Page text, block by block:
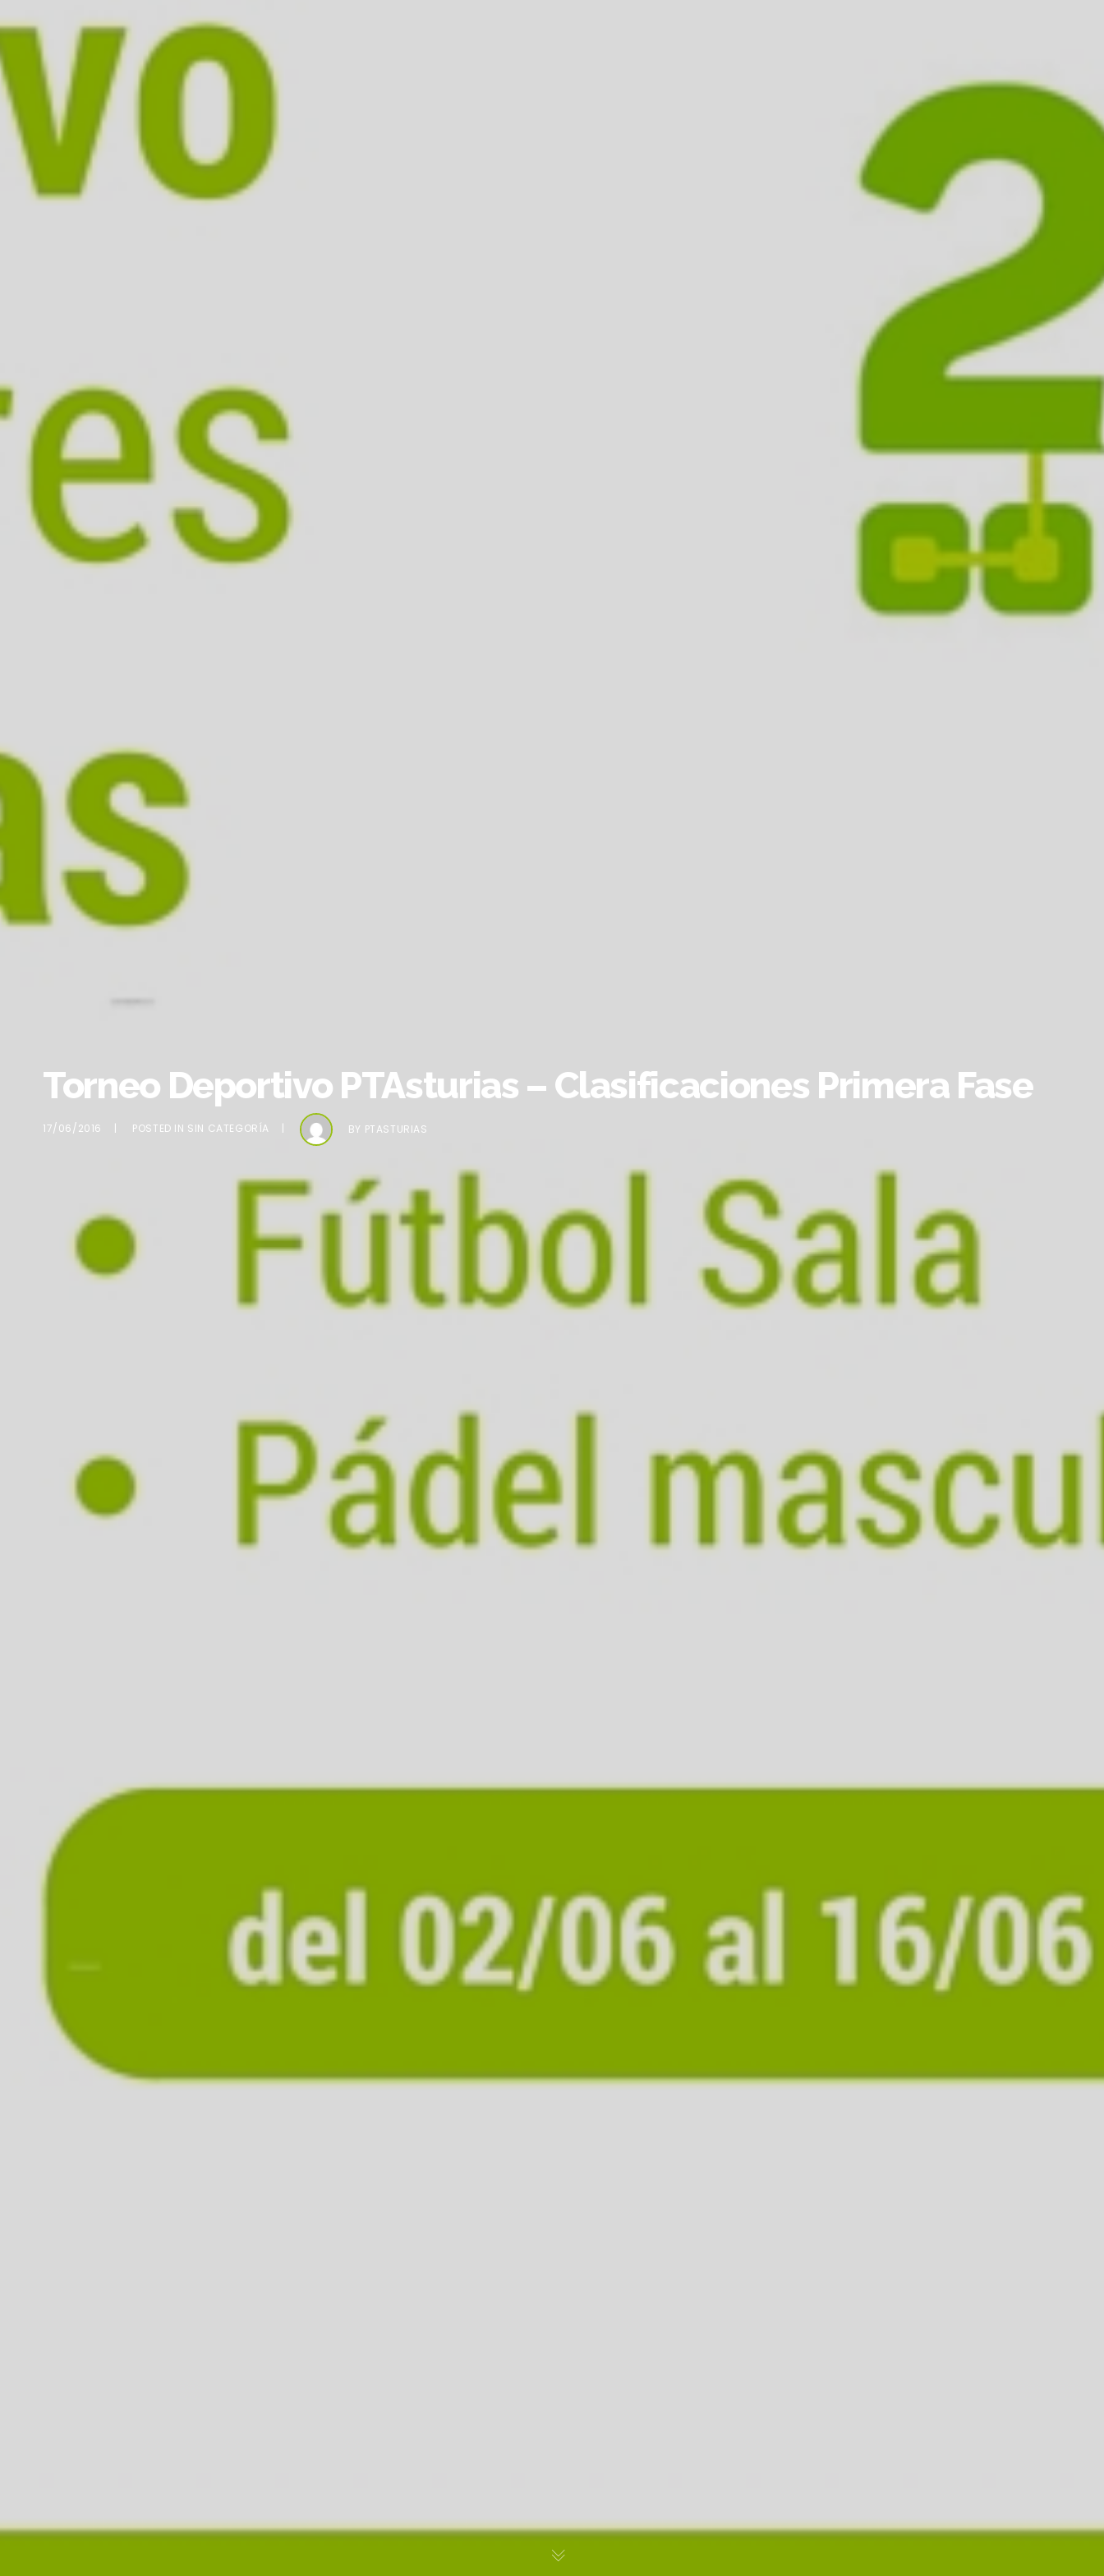
Torneo Deportivo PTAsturias – Clasificaciones Primera Fase
17/06/2016 POSTED IN SIN CATEGORÍA BY PTASTURIAS